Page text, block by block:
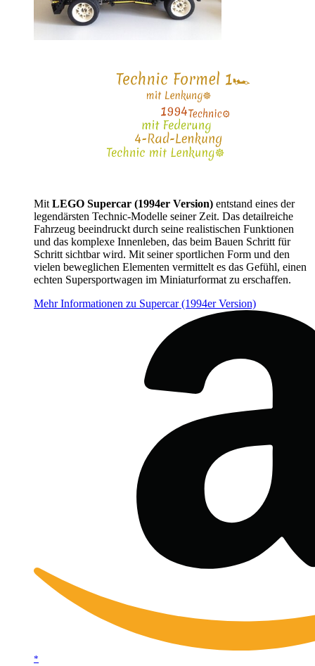
Mit LEGO Supercar (1994er Version) entstand eines der
legendärsten Technic-Modelle seiner Zeit. Das detailreiche
Fahrzeug beeindruckt durch seine realistischen Funktionen
und das komplexe Innenleben, das beim Bauen Schritt für
Schritt sichtbar wird. Mit seiner sportlichen Form und den
vielen beweglichen Elementen vermittelt es das Gefühl, einen
echten Supersportwagen im Miniaturformat zu erschaffen.
Mehr Informationen zu Supercar (1994er Version)
*